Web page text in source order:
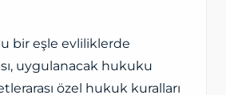
bir eşle evliliklerde
uygulanacak hukuku
özel hukuk kuralları